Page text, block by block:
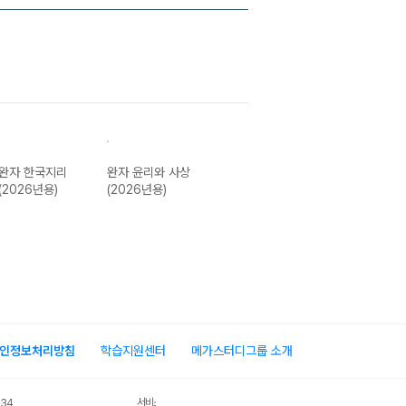
자 한국지리
(2026년용)
완자 윤리와 사상
(2026년용)
정보처리방침 학습지원센터 메가스터디그룹 소개
서비스 가입사실 확인